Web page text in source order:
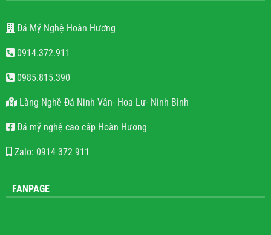
Đá Mỹ Nghệ Hoàn Hương
0914.372.911
0985.815.390
Làng Nghề Đá Ninh Vân- Hoa Lư- Ninh Bình
Đá mỹ nghệ cao cấp Hoàn Hương
Zalo: 0914 372 911
FANPAGE